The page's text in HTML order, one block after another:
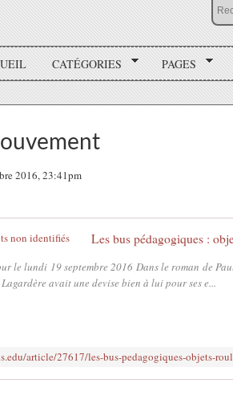
CATÉGORIES PAGES
2016, 23:41pm
le lundi 19 septembre 2016 Dans le roman de
avait une devise bien à lui pour ses e...
article/27617/les-bus-pedagogiques-objets-